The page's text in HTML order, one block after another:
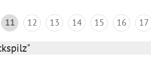
11 12 13 14 15 16 17